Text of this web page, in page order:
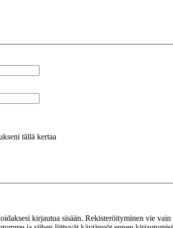
tällä kertaa
kirjautua sisään. Rekisteröityminen vie